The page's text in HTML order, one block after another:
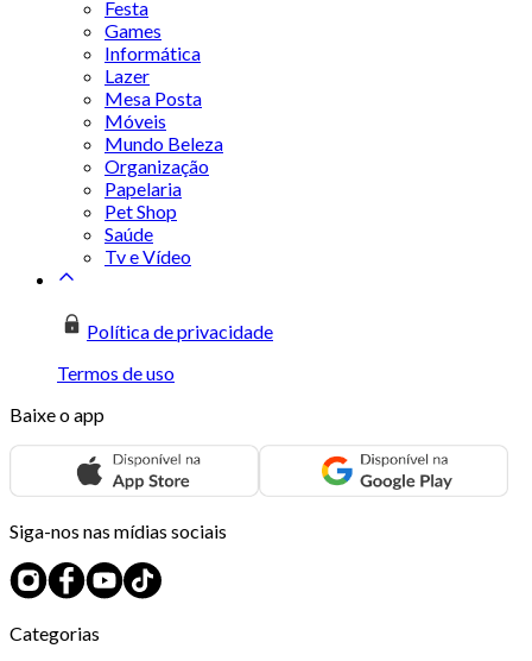
Festa
Games
Informática
Lazer
Mesa Posta
Móveis
Mundo Beleza
Organização
Papelaria
Pet Shop
Saúde
Tv e Vídeo
Política de privacidade
Termos de uso
Baixe o app
Siga-nos nas mídias sociais
Categorias